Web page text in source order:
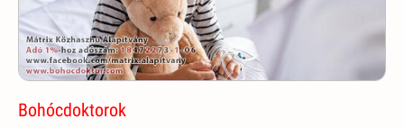
Bohócdoktorok